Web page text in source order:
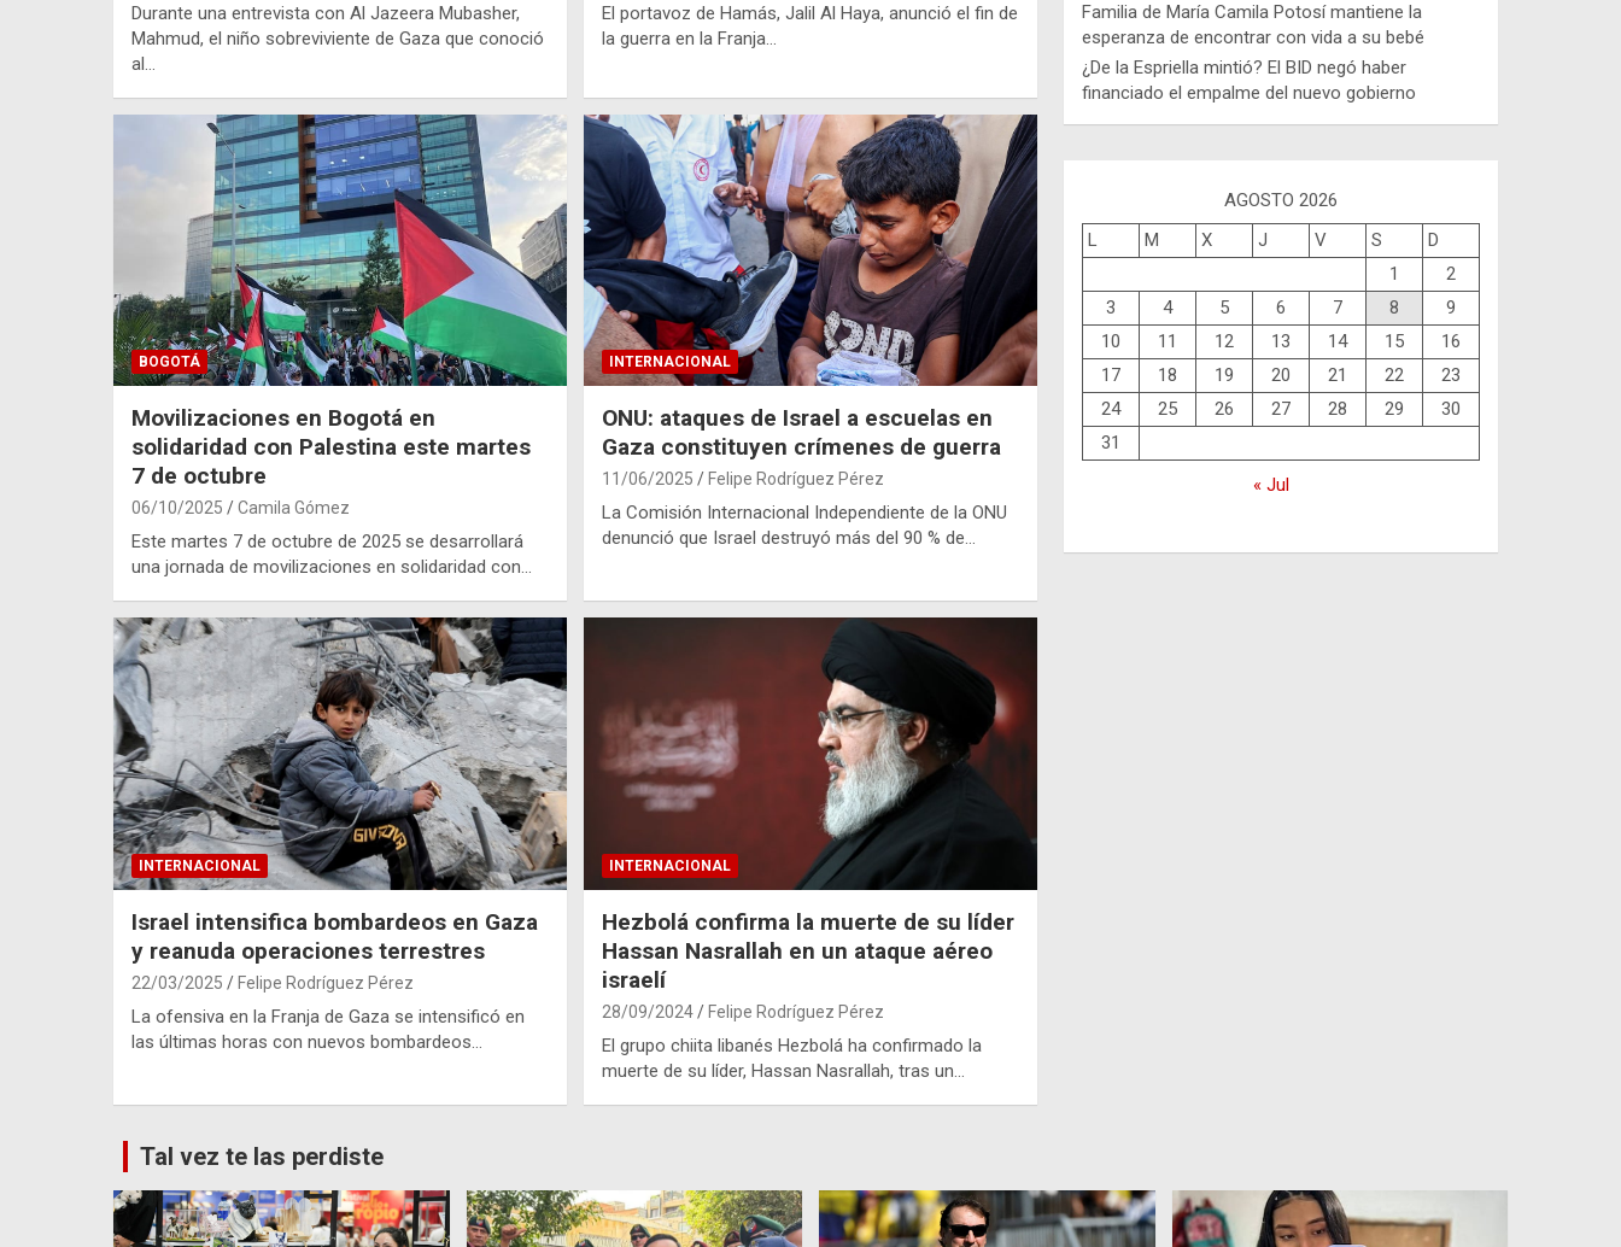
Durante una entrevista con Al Jazeera Mubasher,
Mahmud, el niño sobreviviente de Gaza que conoció
al…
El portavoz de Hamás, Jalil Al Haya, anunció el fin de
la guerra en la Franja…
BOGOTÁ
Movilizaciones en Bogotá en
solidaridad con Palestina este martes
7 de octubre
06/10/2025 Camila Gómez
Este martes 7 de octubre de 2025 se desarrollará
una jornada de movilizaciones en solidaridad con…
INTERNACIONAL
ONU: ataques de Israel a escuelas en
Gaza constituyen crímenes de guerra
11/06/2025 Felipe Rodríguez Pérez
La Comisión Internacional Independiente de la ONU
denunció que Israel destruyó más del 90 % de…
INTERNACIONAL
Israel intensifica bombardeos en Gaza
y reanuda operaciones terrestres
22/03/2025 Felipe Rodríguez Pérez
La ofensiva en la Franja de Gaza se intensificó en
las últimas horas con nuevos bombardeos…
INTERNACIONAL
Hezbolá confirma la muerte de su líder
Hassan Nasrallah en un ataque aéreo
israelí
28/09/2024 Felipe Rodríguez Pérez
El grupo chiita libanés Hezbolá ha confirmado la
muerte de su líder, Hassan Nasrallah, tras un…
Familia de María Camila Potosí mantiene la
esperanza de encontrar con vida a su bebé
¿De la Espriella mintió? El BID negó haber
financiado el empalme del nuevo gobierno
AGOSTO 2026
L
M X J V S
D
1
2
3
4 5 6 7 8
9
10
11 12 13 14 15
16
17
18 19 20 21 22
23
24
25 26 27 28 29
30
31
« Jul
Tal vez te las perdiste